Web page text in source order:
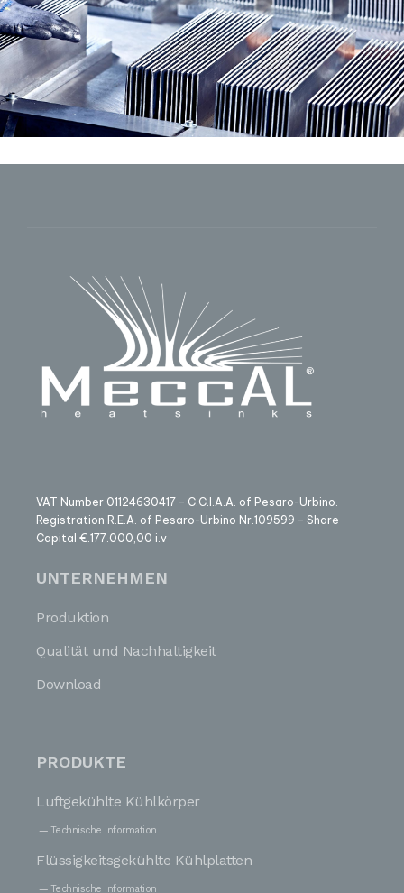
VAT Number 01124630417 – C.C.I.A.A. of Pesaro-Urbino.
Registration R.E.A. of Pesaro-Urbino Nr.109599 – Share
Capital €.177.000,00 i.v
UNTERNEHMEN
Produktion
Qualität und Nachhaltigkeit
Download
PRODUKTE
Luftgekühlte Kühlkörper
Technische Information
Flüssigkeitsgekühlte Kühlplatten
Technische Information